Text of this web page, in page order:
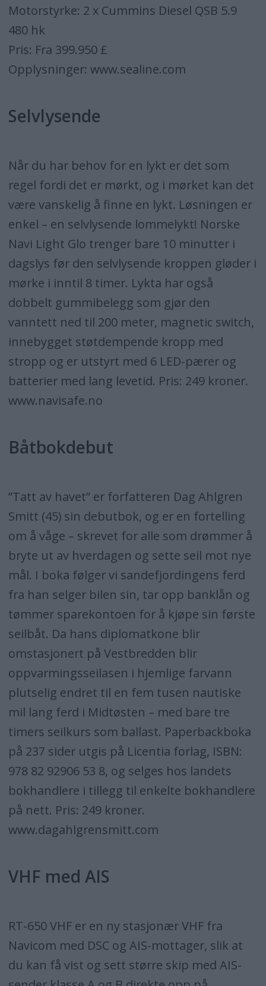
Motorstyrke: 2 x Cummins Diesel QSB 5.9
480 hk
Pris: Fra 399.950 £
Opplysninger: www.sealine.com
Selvlysende
Når du har behov for en lykt er det som
regel fordi det er mørkt, og i mørket kan det
være vanskelig å finne en lykt. Løsningen er
enkel – en selvlysende lommelykt! Norske
Navi Light Glo trenger bare 10 minutter i
dagslys før den selvlysende kroppen gløder i
mørke i inntil 8 timer. Lykta har også
dobbelt gummibelegg som gjør den
vanntett ned til 200 meter, magnetic switch,
innebygget støtdempende kropp med
stropp og er utstyrt med 6 LED-pærer og
batterier med lang levetid. Pris: 249 kroner.
www.navisafe.no
Båtbokdebut
”Tatt av havet” er forfatteren Dag Ahlgren
Smitt (45) sin debutbok, og er en fortelling
om å våge – skrevet for alle som drømmer å
bryte ut av hverdagen og sette seil mot nye
mål. I boka følger vi sandefjordingens ferd
fra han selger bilen sin, tar opp banklån og
tømmer sparekontoen for å kjøpe sin første
seilbåt. Da hans diplomatkone blir
omstasjonert på Vestbredden blir
oppvarmingsseilasen i hjemlige farvann
plutselig endret til en fem tusen nautiske
mil lang ferd i Midtøsten – med bare tre
timers seilkurs som ballast. Paperbackboka
på 237 sider utgis på Licentia forlag, ISBN:
978 82 92906 53 8, og selges hos landets
bokhandlere i tillegg til enkelte bokhandlere
på nett. Pris: 249 kroner.
www.dagahlgrensmitt.com
VHF med AIS
RT-650 VHF er en ny stasjonær VHF fra
Navicom med DSC og AIS-mottager, slik at
du kan få vist og sett større skip med AIS-